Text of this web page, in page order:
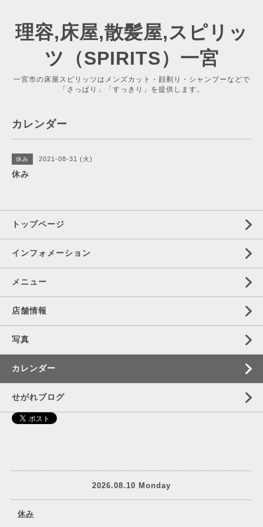
理容,床屋,散髪屋,スピリッ
ツ（SPIRITS）一宮
一宮市の床屋スピリッツはメンズカット・顔剃り・シャンプーなどで
「さっぱり」「すっきり」を提供します。
カレンダー
休み 2021-08-31 (火)
休み
トップページ
インフォメーション
メニュー
店舗情報
写真
カレンダー
せがれブログ
2026.08.10 Monday
休み